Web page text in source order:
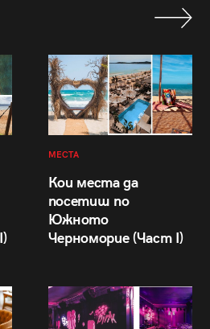
МЕСТА
Кои места да
посетиш по
Южното
Черноморие (Част I)